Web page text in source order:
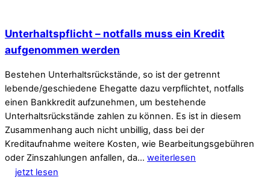
Unterhaltspflicht – notfalls muss ein Kredit
aufgenommen werden
Bestehen Unterhaltsrückstände, so ist der getrennt
lebende/geschiedene Ehegatte dazu verpflichtet, notfalls
einen Bankkredit aufzunehmen, um bestehende
Unterhaltsrückstände zahlen zu können. Es ist in diesem
Zusammenhang auch nicht unbillig, dass bei der
Kreditaufnahme weitere Kosten, wie Bearbeitungsgebühren
oder Zinszahlungen anfallen, da… weiterlesen
jetzt lesen